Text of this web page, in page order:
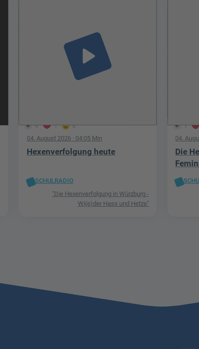
6 1 0
play_arrow
04. August 2026· 04:05 Min
Hexenverfolgung heute
SCHULRADIO
"Die Hexenverfolgung in Würzburg -
Wi(e)der Hass und Hetze"
1
04.
Die